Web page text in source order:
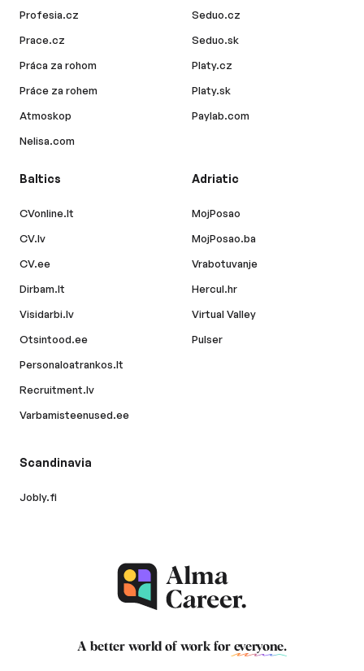
Profesia.cz
Prace.cz
Práca za rohom
Práce za rohem
Atmoskop
Nelisa.com
Seduo.cz
Seduo.sk
Platy.cz
Platy.sk
Paylab.com
Baltics
CVonline.lt
CV.lv
CV.ee
Dirbam.lt
Visidarbi.lv
Otsintood.ee
Personaloatrankos.lt
Recruitment.lv
Varbamisteenused.ee
Adriatic
MojPosao
MojPosao.ba
Vrabotuvanje
Hercul.hr
Virtual Valley
Pulser
Scandinavia
Jobly.fi
A better world of work for everyone.